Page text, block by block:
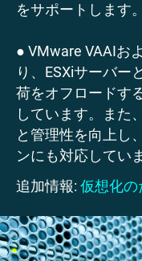
をサポートします。
● VMware VAAIお
り、ESXiサーバー
荷をオフロードす
しています。また
と管理性を向上し
ンにも対応してい
追加情報: 仮想化の